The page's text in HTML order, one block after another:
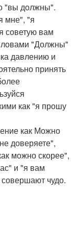
"вы должны".
мне", "я
советую вам
"Должны"
давлению и
принять
как "я прошу
как Можно
доверяете",
можно скорее",
и "я вам
совершают чудо.